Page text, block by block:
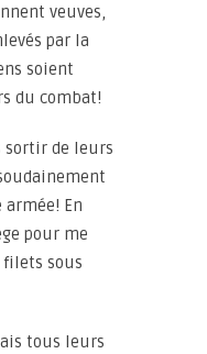
veuves,
par la
soient
du combat!
sortir de leurs
En
pour me
filets sous
tous leurs